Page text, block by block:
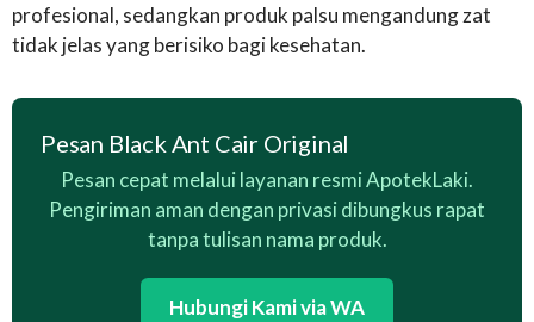
profesional, sedangkan produk palsu mengandung zat
tidak jelas yang berisiko bagi kesehatan.
Pesan Black Ant Cair Original
Pesan cepat melalui layanan resmi ApotekLaki.
Pengiriman aman dengan privasi dibungkus rapat
tanpa tulisan nama produk.
Hubungi Kami via WA